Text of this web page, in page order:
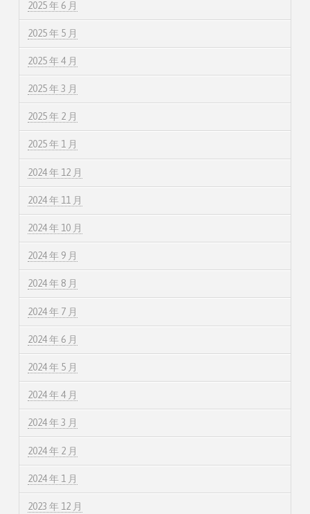
2025 年 6 月
2025 年 5 月
2025 年 4 月
2025 年 3 月
2025 年 2 月
2025 年 1 月
2024 年 12 月
2024 年 11 月
2024 年 10 月
2024 年 9 月
2024 年 8 月
2024 年 7 月
2024 年 6 月
2024 年 5 月
2024 年 4 月
2024 年 3 月
2024 年 2 月
2024 年 1 月
2023 年 12 月